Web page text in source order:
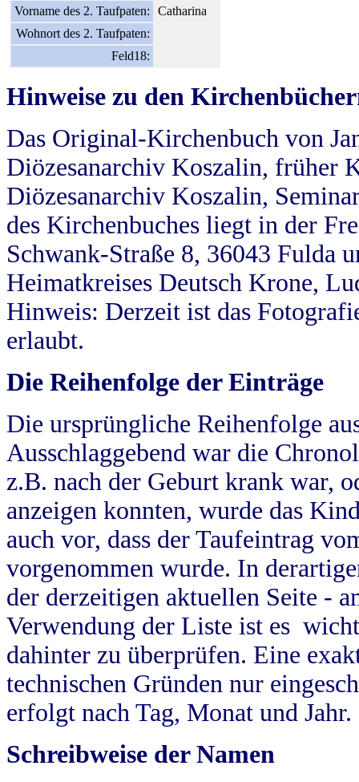
Vorname des 2. Taufpaten:
Catharina
Wohnort des 2. Taufpaten:
Feld18:
Hinweise zu den
Das Original-Kirchenbuch von
Diözesanarchiv Koszalin, früher
Diözesanarchiv Koszalin,
des Kirchenbuches liegt in der
Schwank-Straße 8, 36043 Fulda
Heimatkreises Deutsch Krone,
Hinweis: Derzeit ist das
erlaubt.
Die Reihenfolge der Einträge
Die ursprüngliche Reihenfolge
Ausschlaggebend war die
z.B. nach der Geburt krank war,
anzeigen konnten, wurde das
auch vor, dass der Taufeintrag
vorgenommen wurde. In
der derzeitigen aktuellen Seite -
Verwendung der Liste ist es
dahinter zu überprüfen. Eine
technischen Gründen nur
erfolgt nach Tag, Monat und Jahr.
Schreibweise der Namen